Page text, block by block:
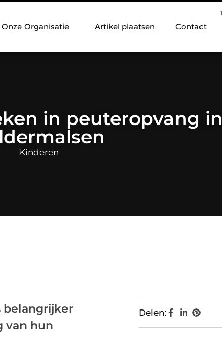
Onze Organisatie Artikel plaatsen Contact
in peuteropvang in
Kinderen
belangrijker
van hun
Delen: